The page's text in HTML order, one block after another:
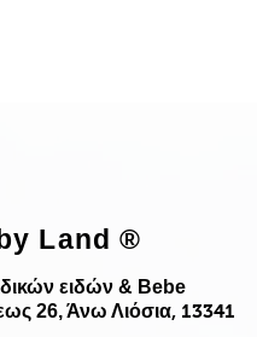
Land®
ειδών & Bebe
26, Άνω Λιόσια, 13341